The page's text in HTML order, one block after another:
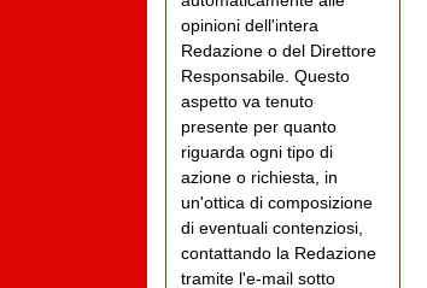
opinioni dell'intera
Redazione o del Direttore
Responsabile. Questo
aspetto va tenuto
presente per quanto
riguarda ogni tipo di
azione o richiesta, in
un'ottica di composizione
di eventuali contenziosi,
contattando la Redazione
tramite l'e-mail sotto